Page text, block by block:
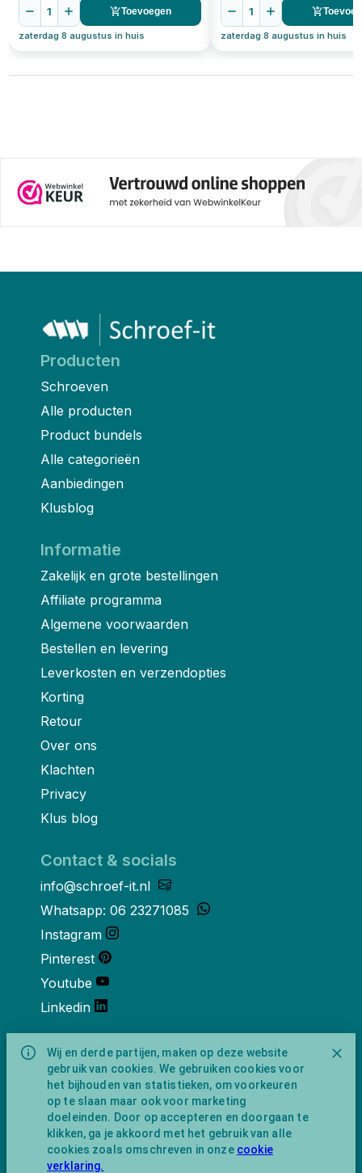
Wij en derde partijen, maken op deze website
gebruik van cookies. We gebruiken cookies voor
het bijhouden van statistieken, om voorkeuren
op te slaan maar ook voor marketing
doeleinden. Door op accepteren en doorgaan te
klikken, ga je akkoord met het gebruik van alle
cookies zoals omschreven in onze cookie
verklaring.
1 Toevoegen
zaterdag 8 augustus in huis
1
zaterdag 8 augustus in huis
Producten
Schroeven
Alle producten
Product bundels
Alle categorieën
Aanbiedingen
Klusblog
Informatie
Zakelijk en grote bestellingen
Affiliate programma
Algemene voorwaarden
Bestellen en levering
Leverkosten en verzendopties
Korting
Retour
Over ons
Klachten
Privacy
Klus blog
Contact & socials
info@schroef-it.nl
Whatsapp: 06 23271085
Instagram
Pinterest
Youtube
Linkedin
Over ons
Schroef-it is een handelsnaam van
NewFeather B.V. geregisteerd onder KVK
nummer 91702593 met BTW-
identificatienummer NL865743009B01.
Postadres Amsterdamseweg 91 1422 AC
Uithoorn (geen bezoekadres).